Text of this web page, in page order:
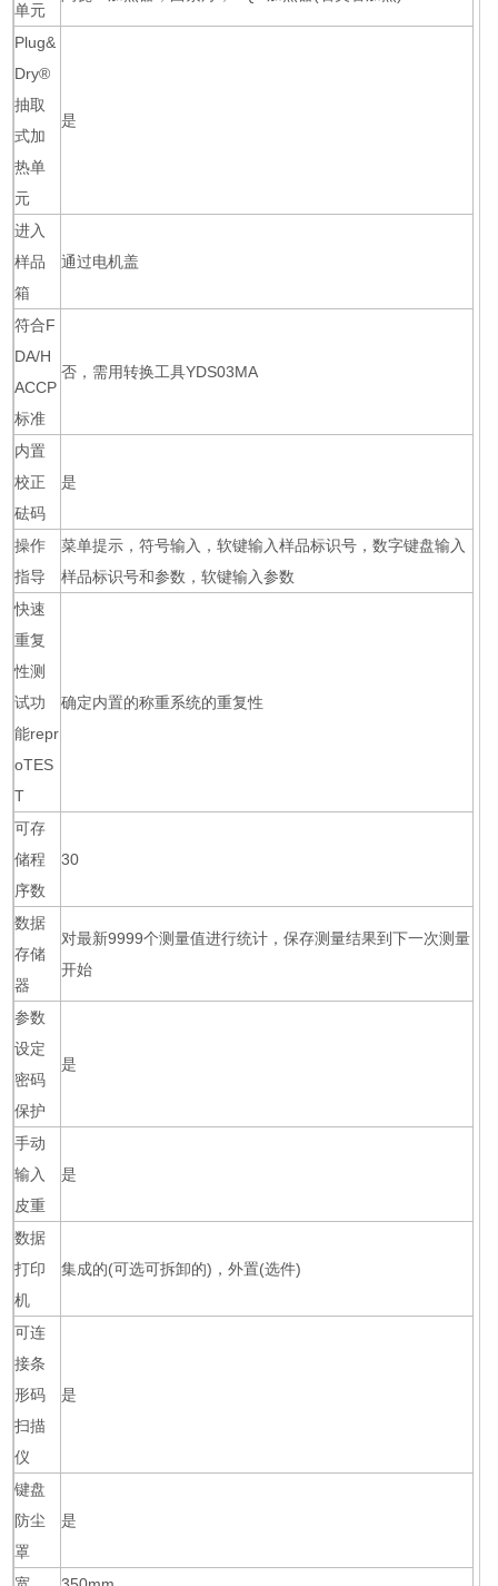
单元
Plug&
Dry®
抽取
式加
热单
元
是
进入
样品
箱
通过电机盖
符合F
DA/H
ACCP
标准
否，需用转换工具YDS03MA
内置
校正
砝码
是
操作
指导
菜单提示，符号输入，软键输入样品标识号，数字键盘输入
样品标识号和参数，软键输入参数
快速
重复
性测
试功
能repr
oTES
T
确定内置的称重系统的重复性
可存
储程
序数
30
数据
存储
器
对最新9999个测量值进行统计，保存测量结果到下一次测量
开始
参数
设定
密码
保护
是
手动
输入
皮重
是
数据
打印
机
集成的(可选可拆卸的)，外置(选件)
可连
接条
形码
扫描
仪
是
键盘
防尘
罩
是